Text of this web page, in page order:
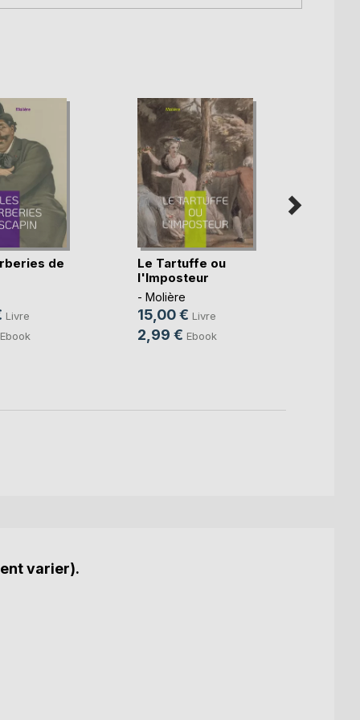
de
Livre
Ebook
Le Tartuffe ou
l'Imposteur
- Molière
15,00 € Livre
2,99 € Ebook
varier).